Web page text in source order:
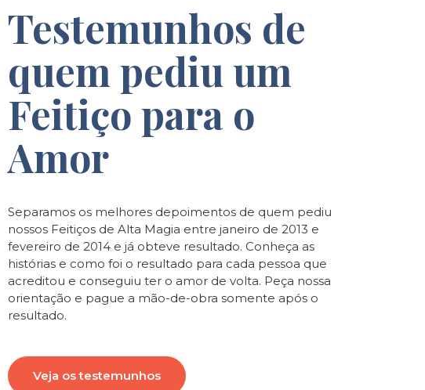
Testemunhos de
quem pediu um
Feitiço para o
Amor
Separamos os melhores depoimentos de quem pediu
nossos Feitiços de Alta Magia entre janeiro de 2013 e
fevereiro de 2014 e já obteve resultado. Conheça as
histórias e como foi o resultado para cada pessoa que
acreditou e conseguiu ter o amor de volta. Peça nossa
orientação e pague a mão-de-obra somente após o
resultado.
Veja os testemunhos